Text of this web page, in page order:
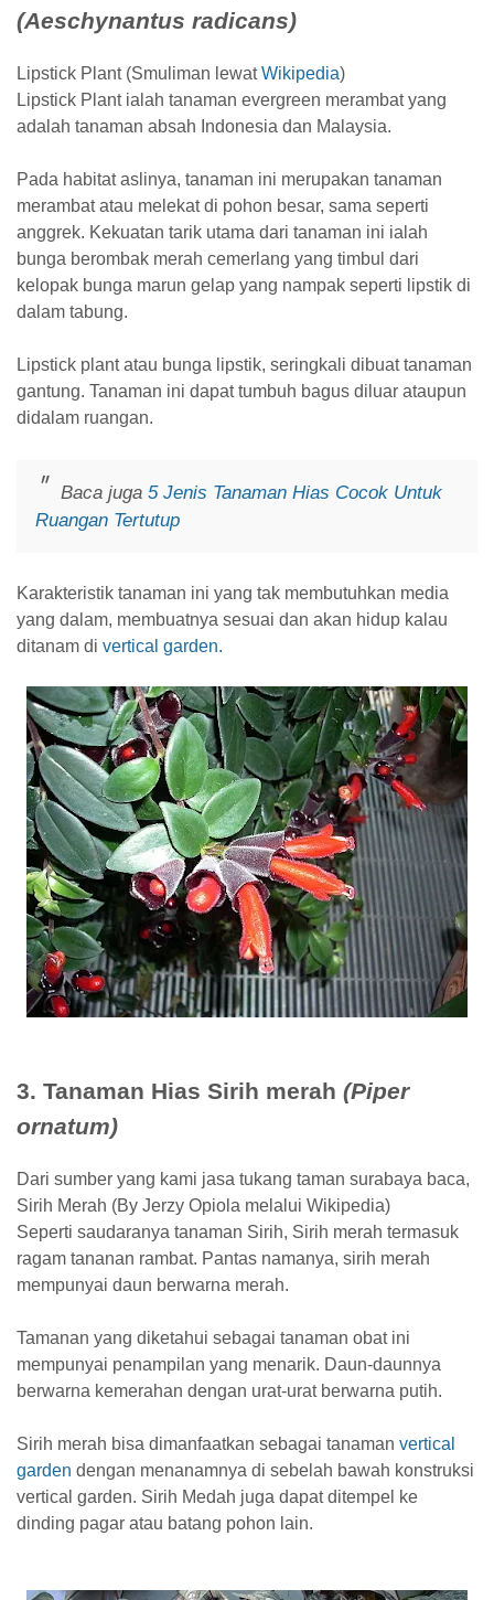
(Aeschynantus radicans)
Lipstick Plant (Smuliman lewatWikipedia)
Lipstick Plant ialah tanaman evergreen merambat yang
adalah tanaman absah Indonesia dan Malaysia.
Pada habitat aslinya, tanaman ini merupakan tanaman
merambat atau melekat di pohon besar, sama seperti
anggrek. Kekuatan tarik utama dari tanaman ini ialah
bunga berombak merah cemerlang yang timbul dari
kelopak bunga marun gelap yang nampak seperti lipstik di
dalam tabung.
Lipstick plant atau bunga lipstik, seringkali dibuat tanaman
gantung. Tanaman ini dapat tumbuh bagus diluar ataupun
didalam ruangan.
Baca juga 5 Jenis Tanaman Hias Cocok Untuk
Ruangan Tertutup
Karakteristik tanaman ini yang tak membutuhkan media
yang dalam, membuatnya sesuai dan akan hidup kalau
ditanam di vertical garden.
3. Tanaman Hias Sirih merah (Piper
ornatum)
Dari sumber yang kami jasa tukang taman surabaya baca,
Sirih Merah (By Jerzy Opiola melalui Wikipedia)
Seperti saudaranya tanaman Sirih, Sirih merah termasuk
ragam tananan rambat. Pantas namanya, sirih merah
mempunyai daun berwarna merah.
Tamanan yang diketahui sebagai tanaman obat ini
mempunyai penampilan yang menarik. Daun-daunnya
berwarna kemerahan dengan urat-urat berwarna putih.
Sirih merah bisa dimanfaatkan sebagai tanaman vertical
garden dengan menanamnya di sebelah bawah konstruksi
vertical garden. Sirih Medah juga dapat ditempel ke
dinding pagar atau batang pohon lain.